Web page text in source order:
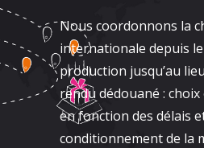
Nous coordonnons la
internationale depuis
production jusqu’au
rendu dédouané :
en fonction des délais
conditionnement de la